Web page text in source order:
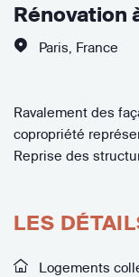
Rénovation
Paris France
Ravalement des
copropriété
Reprise des
LES
Logements